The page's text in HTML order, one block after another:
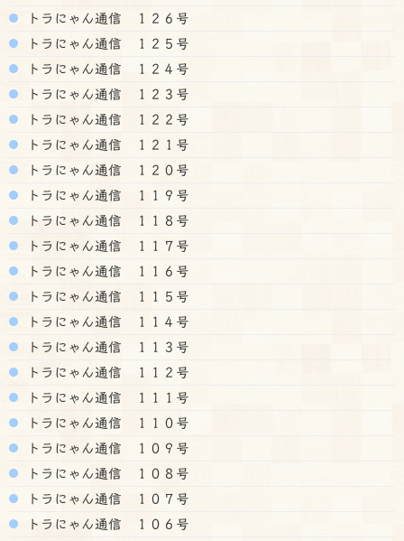
トラにゃん通信 １２６号
トラにゃん通信 １２５号
トラにゃん通信 １２４号
トラにゃん通信 １２３号
トラにゃん通信 １２２号
トラにゃん通信 １２１号
トラにゃん通信 １２０号
トラにゃん通信 １１９号
トラにゃん通信 １１８号
トラにゃん通信 １１７号
トラにゃん通信 １１６号
トラにゃん通信 １１５号
トラにゃん通信 １１４号
トラにゃん通信 １１３号
トラにゃん通信 １１２号
トラにゃん通信 １１１号
トラにゃん通信 １１０号
トラにゃん通信 １０９号
トラにゃん通信 １０８号
トラにゃん通信 １０７号
トラにゃん通信 １０６号